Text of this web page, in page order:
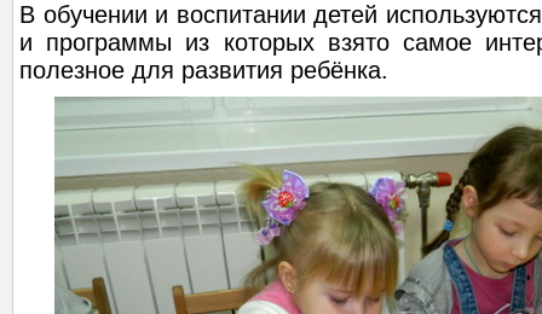
В обучении и воспитании детей
и программы из которых взято самое
полезное для развития ребёнка.